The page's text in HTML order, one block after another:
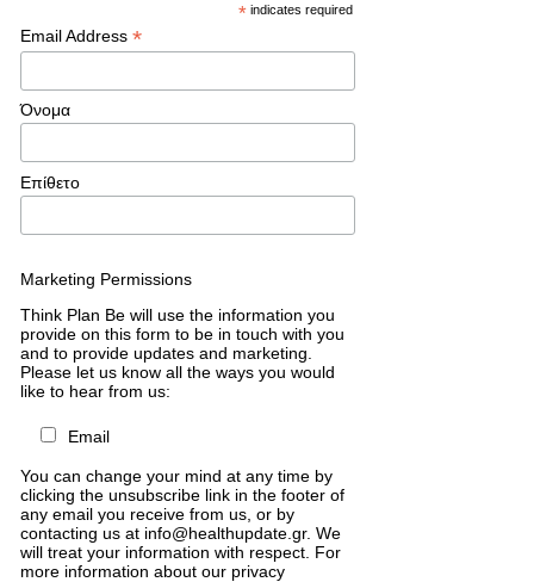
* indicates required
Email Address *
Όνομα
Επίθετο
Marketing Permissions
Think Plan Be will use the information you
provide on this form to be in touch with you
and to provide updates and marketing.
Please let us know all the ways you would
like to hear from us:
Email
You can change your mind at any time by
clicking the unsubscribe link in the footer of
any email you receive from us, or by
contacting us at info@healthupdate.gr. We
will treat your information with respect. For
more information about our privacy